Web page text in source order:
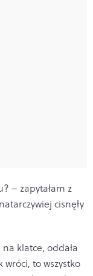
– zapytałam z
cisnęły
klatce, oddała
to wszystko